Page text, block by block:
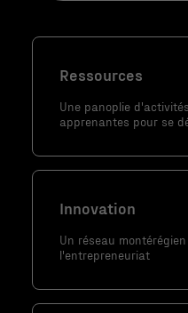
Ressources
Une panoplie
apprenantes pour se
Innovation
Un réseau
l'entrepreneuriat